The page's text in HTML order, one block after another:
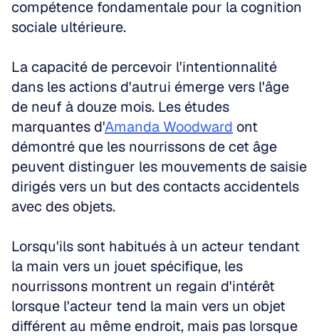
compétence fondamentale pour la cognition
sociale ultérieure.
La capacité de percevoir l'intentionnalité
dans les actions d'autrui émerge vers l'âge
de neuf à douze mois. Les études
marquantes d'Amanda Woodward ont
démontré que les nourrissons de cet âge
peuvent distinguer les mouvements de saisie
dirigés vers un but des contacts accidentels
avec des objets.
Lorsqu'ils sont habitués à un acteur tendant
la main vers un jouet spécifique, les
nourrissons montrent un regain d'intérêt
lorsque l'acteur tend la main vers un objet
différent au même endroit, mais pas lorsque